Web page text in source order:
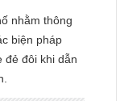
nhằm thông
biện pháp
đẻ đôi khi dẫn